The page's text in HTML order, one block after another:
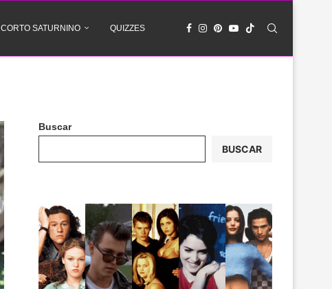
CORTO SATURNINO QUIZZES
Buscar
BUSCAR